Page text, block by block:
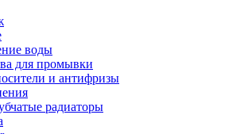
воды
для промывки
и антифризы
радиаторы